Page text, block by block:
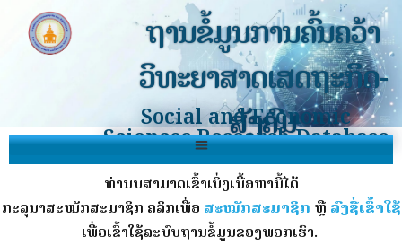
ຖານຂໍ້ມູນການຄົ້ນຄວ້າ
ວິທະຍາສາດເສດຖະກິດ-
ສັງຄົມ
Social and Economic
Sciences Research Database
ທ່ານບໍ່ສາມາດເຂົ້າເບິ່ງເນື້ອຫານີ້ໄດ້
ກະລຸນາສະໝັກສະມາຊິກ ຄລິກເພື່ອ ສະໝັກສະມາຊິກ ຫຼື ລົງຊື່ເຂົ້າໃຊ້
ເພື່ອເຂົ້າໃຊ້ລະບົບຖານຂໍ້ມູນຂອງພວກເຮົາ.